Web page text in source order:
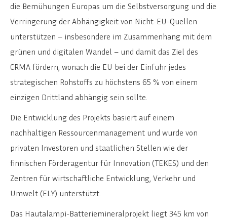
die Bemühungen Europas um die Selbstversorgung und die
Verringerung der Abhängigkeit von Nicht-EU-Quellen
unterstützen – insbesondere im Zusammenhang mit dem
grünen und digitalen Wandel – und damit das Ziel des
CRMA fördern, wonach die EU bei der Einfuhr jedes
strategischen Rohstoffs zu höchstens 65 % von einem
einzigen Drittland abhängig sein sollte.
Die Entwicklung des Projekts basiert auf einem
nachhaltigen Ressourcenmanagement und wurde von
privaten Investoren und staatlichen Stellen wie der
finnischen Förderagentur für Innovation (TEKES) und den
Zentren für wirtschaftliche Entwicklung, Verkehr und
Umwelt (ELY) unterstützt.
Das Hautalampi-Batteriemineralprojekt liegt 345 km von